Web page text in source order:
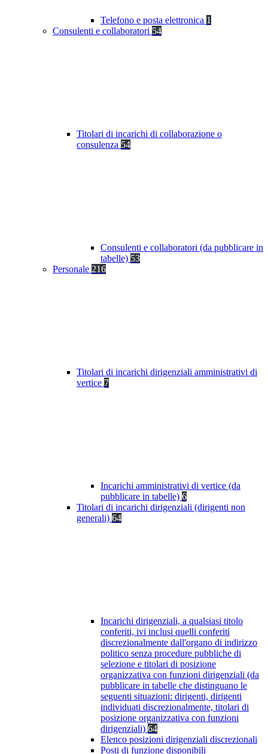
Telefono e posta elettronica 1
Consulenti e collaboratori 54
Titolari di incarichi di collaborazione o
consulenza 54
Consulenti e collaboratori (da pubblicare in
tabelle) 53
Personale 216
Titolari di incarichi dirigenziali amministrativi di
vertice 7
Incarichi amministrativi di vertice (da
pubblicare in tabelle) 6
Titolari di incarichi dirigenziali (dirigenti non
generali) 64
Incarichi dirigenziali, a qualsiasi titolo
conferiti, ivi inclusi quelli conferiti
discrezionalmente dall'organo di indirizzo
politico senza procedure pubbliche di
selezione e titolari di posizione
organizzativa con funzioni dirigenziali (da
pubblicare in tabelle che distinguano le
seguenti situazioni: dirigenti, dirigenti
individuati discrezionalmente, titolari di
posizione organizzativa con funzioni
dirigenziali) 64
Elenco posizioni dirigenziali discrezionali
Posti di funzione disponibili